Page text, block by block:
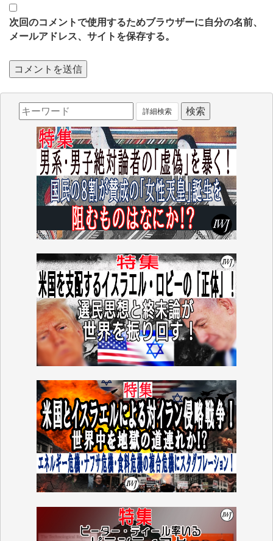
次回のコメントで使用するためブラウザーに自分の名前、
メールアドレス、サイトを保存する。
詳細検索